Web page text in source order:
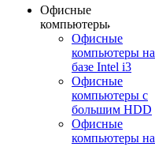
Офисные
компьютеры
Офисные
компьютеры на
базе Intel i3
Офисные
компьютеры с
большим HDD
Офисные
компьютеры на